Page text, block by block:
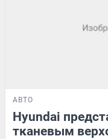
АВТО
Hyundai
тканевым